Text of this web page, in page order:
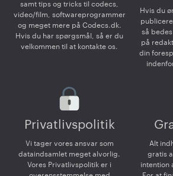
samt tips og tricks til codecs,
video/film, softwareprogrammer
og meget mere på Codecs.dk.
Hvis du har spørgsmål, så er du
velkommen til at kontakte os.
Hvis du
så
på
din
Privatlivspolitik
Vi tager vores ansvar som
dataindsamlet meget alvorlig.
Vores Privatlivspolitik er i
Alt
gratis
intention